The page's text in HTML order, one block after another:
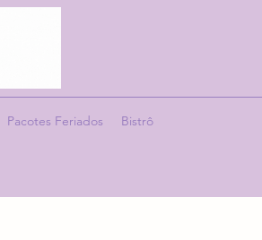
Pacotes Feriados Bistrô